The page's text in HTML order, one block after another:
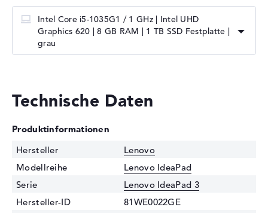
Intel Core i5-1035G1 / 1 GHz | Intel UHD
Graphics 620 | 8 GB RAM | 1 TB SSD Festplatte |
grau
Technische Daten
Produktinformationen
Hersteller
Lenovo
Modellreihe
Lenovo IdeaPad
Serie
Lenovo IdeaPad 3
Hersteller-ID
81WE0022GE